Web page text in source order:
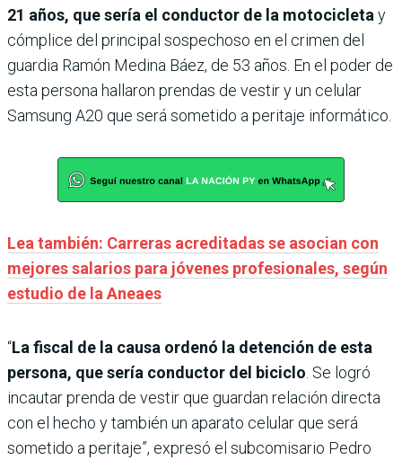
21 años, que sería el conductor de la motocicleta y
cómplice del principal sospechoso en el crimen del
guardia Ramón Medina Báez, de 53 años. En el poder de
esta persona hallaron prendas de vestir y un celular
Samsung A20 que será sometido a peritaje informático.
Lea también: Carreras acreditadas se asocian con
mejores salarios para jóvenes profesionales, según
estudio de la Aneaes
“La fiscal de la causa ordenó la detención de esta
persona, que sería conductor del biciclo . Se logró
incautar prenda de vestir que guardan relación directa
con el hecho y también un aparato celular que será
sometido a peritaje”, expresó el subcomisario Pedro